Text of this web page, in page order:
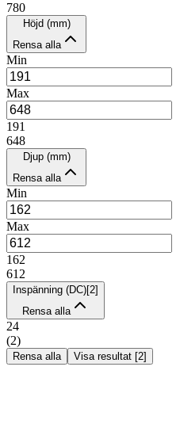
780
Höjd (mm)
Rensa alla
Min
Max
191
648
Djup (mm)
Rensa alla
Min
Max
162
612
Inspänning (DC)[2]
Rensa alla
24
(2)
Rensa alla Visa resultat [2]